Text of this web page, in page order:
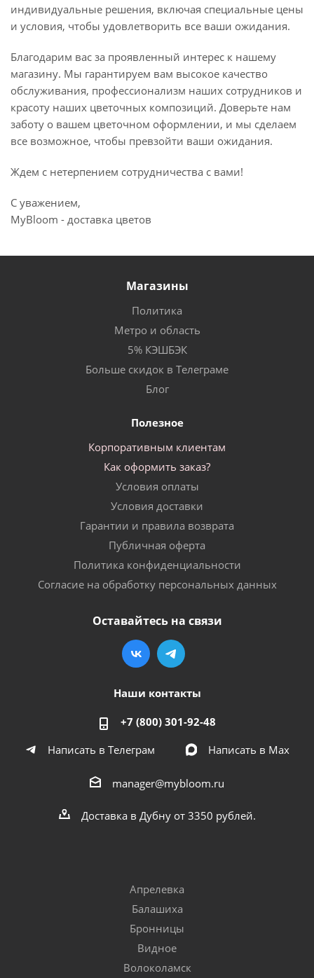
индивидуальные решения, включая специальные цены
и условия, чтобы удовлетворить все ваши ожидания.
Благодарим вас за проявленный интерес к нашему
магазину. Мы гарантируем вам высокое качество
обслуживания, профессионализм наших сотрудников и
красоту наших цветочных композиций. Доверьте нам
заботу о вашем цветочном оформлении, и мы сделаем
все возможное, чтобы превзойти ваши ожидания.
Ждем с нетерпением сотрудничества с вами!
С уважением,
MyBloom - доставка цветов
Магазины
Политика
Метро и область
5% КЭШБЭК
Больше скидок в Телеграме
Блог
Полезное
Корпоративным клиентам
Как оформить заказ?
Условия оплаты
Условия доставки
Гарантии и правила возврата
Публичная оферта
Политика конфиденциальности
Согласие на обработку персональных данных
Оставайтесь на связи
Наши контакты
+7 (800) 301-92-48
Написать в Телеграм
Написать в Мах
manager@mybloom.ru
Доставка в Дубну от 3350 рублей.
Апрелевка
Балашиха
Бронницы
Видное
Волоколамск